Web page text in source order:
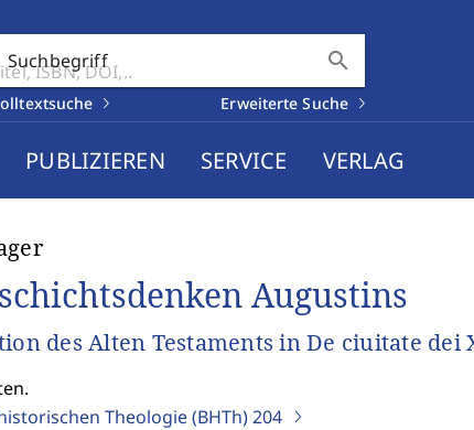
Suchbegriff search
Erweiterte Suche
PUBLIZIEREN SERVICE VERLAG
Augustins
des Alten Testaments in De ciuitate dei
Theologie (BHTh)204